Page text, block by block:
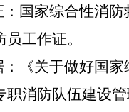
：国家综合性消
工作证。
：《关于做好国
消防队伍建设